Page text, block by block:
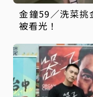
金鐘59／洗菜挑
被看光！